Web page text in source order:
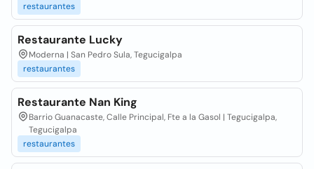
restaurantes
Restaurante Lucky
Moderna | San Pedro Sula, Tegucigalpa
restaurantes
Restaurante Nan King
Barrio Guanacaste, Calle Principal, Fte a la Gasol | Tegucigalpa,
Tegucigalpa
restaurantes